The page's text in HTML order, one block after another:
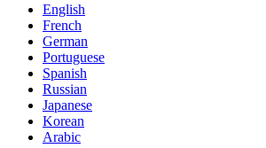
English
French
German
Portuguese
Spanish
Russian
Japanese
Korean
Arabic